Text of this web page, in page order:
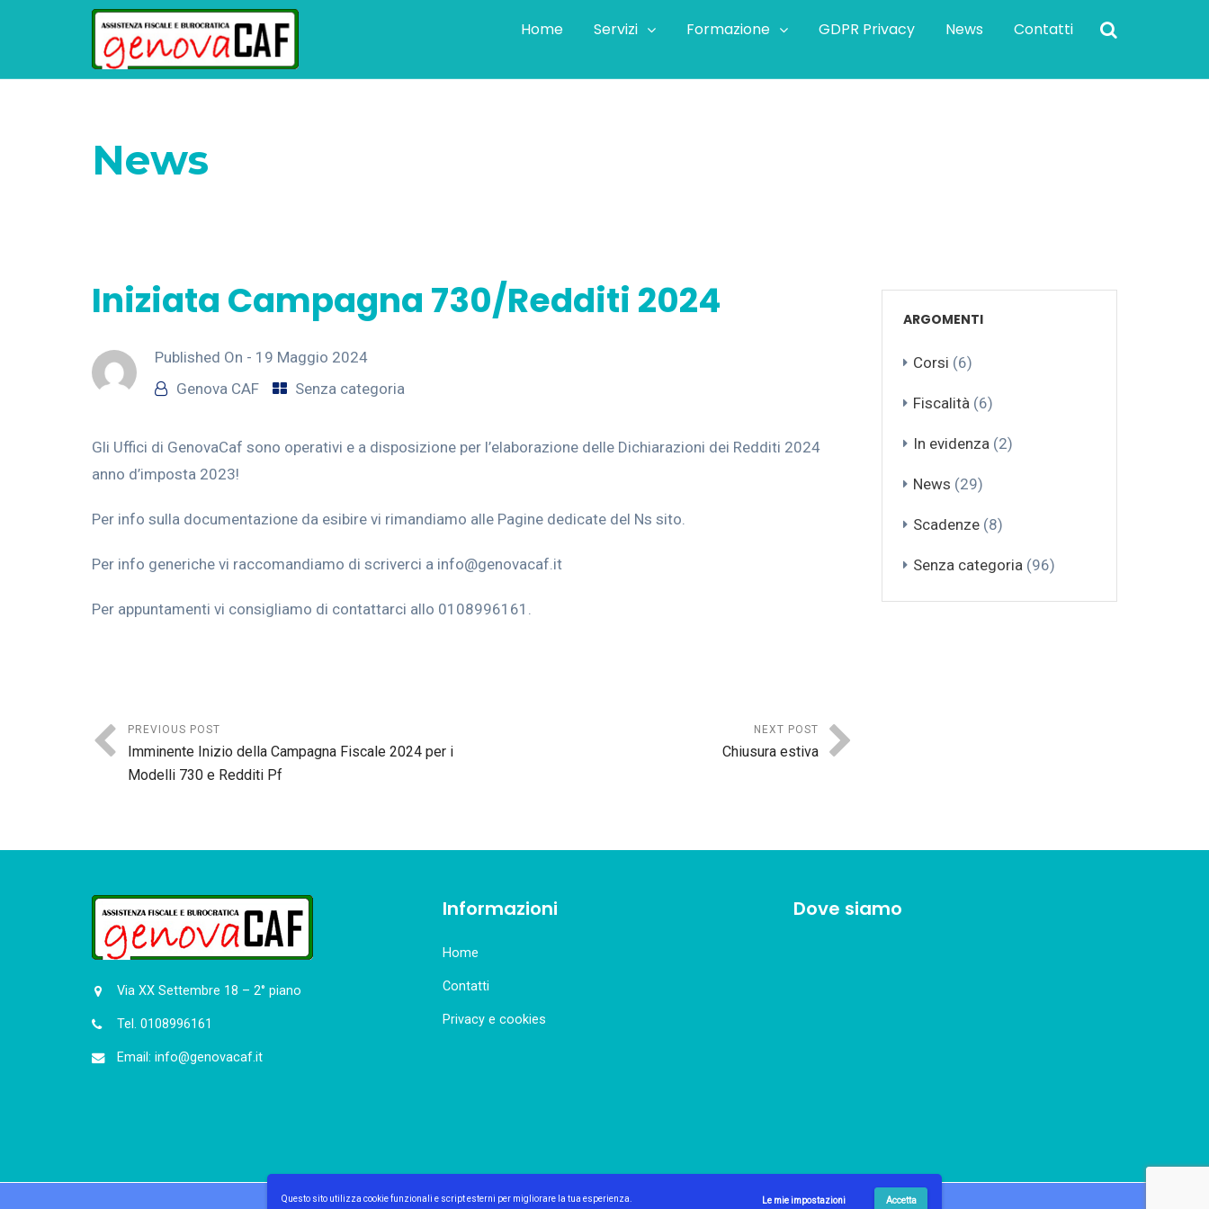
Questo sito utilizza cookie funzionali e script esterni per migliorare la tua esperienza. Le mie impostazioni Accetta
Home Servizi Formazione GDPR Privacy News Contatti
News
Iniziata Campagna 730/Redditi 2024
Published On - 19 Maggio 2024
Genova CAF
Senza categoria
Gli Uffici di GenovaCaf sono operativi e a disposizione per l’elaborazione delle Dichiarazioni dei Redditi 2024
anno d’imposta 2023!
Per info sulla documentazione da esibire vi rimandiamo alle Pagine dedicate del Ns sito.
Per info generiche vi raccomandiamo di scriverci a info@genovacaf.it
Per appuntamenti vi consigliamo di contattarci allo 0108996161.
PREVIOUS POST
Imminente Inizio della Campagna Fiscale 2024 per i
Modelli 730 e Redditi Pf
NEXT POST
Chiusura estiva
ARGOMENTI
Corsi (6)
Fiscalità(6)
In evidenza(2)
News (29)
Scadenze(8)
Senza categoria(96)
Via XX Settembre 18 – 2° piano
Tel. 0108996161
Email: info@genovacaf.it
Informazioni
Home
Contatti
Privacy e cookies
Dove siamo